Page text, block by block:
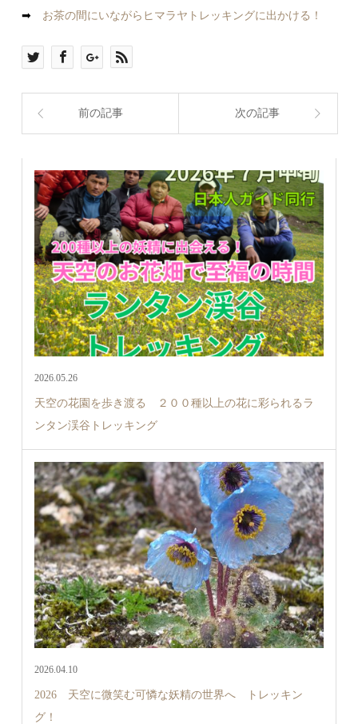
➡ お茶の間にいながらヒマラヤトレッキングに出かける！
前の記事 次の記事
2026.05.26
天空の花園を歩き渡る ２００種以上の花に彩られるラ
ンタン渓谷トレッキング
2026.04.10
2026 天空に微笑む可憐な妖精の世界へ トレッキン
グ！